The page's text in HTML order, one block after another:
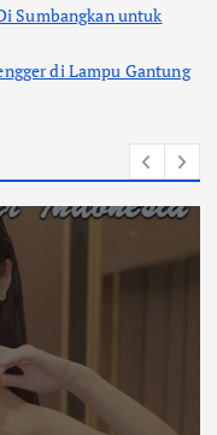
Sumbangkan untuk
di Lampu Gantung